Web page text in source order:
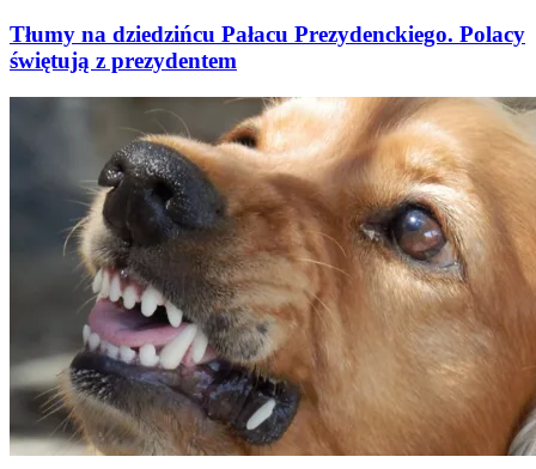
Tłumy na dziedzińcu Pałacu Prezydenckiego. Polacy
świętują z prezydentem